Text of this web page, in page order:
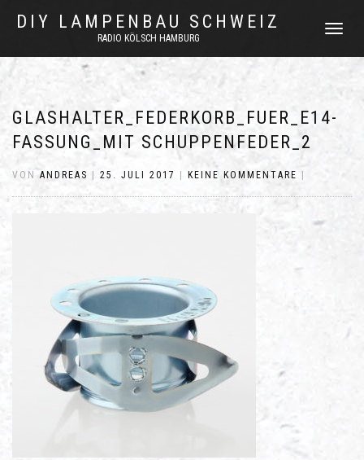
DIY LAMPENBAU SCHWEIZ
RADIO KÖLSCH HAMBURG
GLASHALTER_FEDERKORB_FUER_E14-
FASSUNG_MIT SCHUPPENFEDER_2
VONANDREAS 25. JULI 2017 KEINE KOMMENTARE